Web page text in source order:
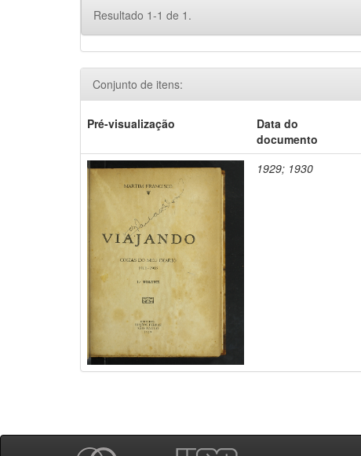
Resultado 1-1 de 1.
Conjunto de itens:
Pré-visualização
Data do
documento
1929; 1930